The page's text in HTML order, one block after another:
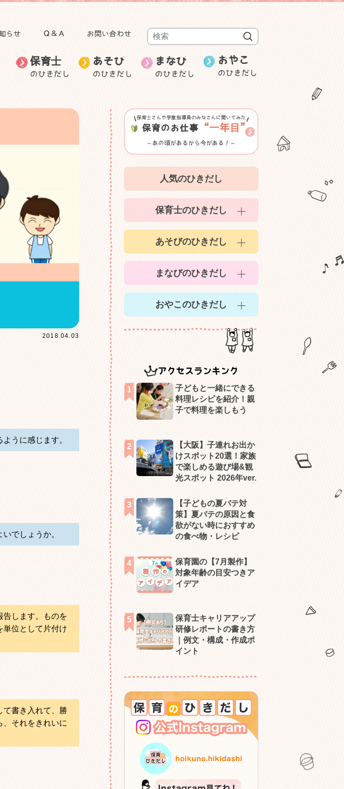
らせ Ｑ＆Ａ お問い合わせ
保育士
のひきだし
あそび
のひきだし
まなび
のひきだし
おやこ
のひきだし
ゲーム性のある遊び
室内遊び
製作 かんたん食育
その他
自然に目を向けてみよ
研修・セミナー等紹介
2018.04.03
うに感じます。
でしょうか。
告します。ものを
単位として片付け
て書き入れて、勝
、それをきれいに
保育士さんや学童指導員のみなさんに聞いてみた
保育のお仕事 “一年目”
～あの頃があるから今がある！～
人気のひきだし
保育士のひきだし
あそびのひきだし
まなびのひきだし
おやこのひきだし
アクセスランキング
子どもと一緒にできる
料理レシピを紹介！親
子で料理を楽しもう
【大阪】子連れお出か
けスポット20選！家族
で楽しめる遊び場&観
光スポット 2026年ver.
【子どもの夏バテ対
策】夏バテの原因と食
欲がない時におすすめ
の食べ物・レシピ
保育園の【7月製作】
対象年齢の目安つきア
イデア
保育士キャリアアップ
研修レポートの書き方
｜例文・構成・作成ポ
イント